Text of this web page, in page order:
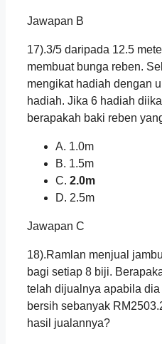
Jawapan B
17).3/5 daripada 12.5
membuat bunga reben.
mengikat hadiah dengan
hadiah. Jika 6 hadiah
berapakah baki reben
A. 1.0m
B. 1.5m
C. 2.0m
D. 2.5m
Jawapan C
18).Ramlan menjual
bagi setiap 8 biji.
telah dijualnya apabila
bersih sebanyak
hasil jualannya?